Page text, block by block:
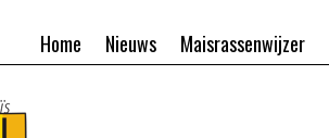
Maisrassenwijzer
Nieuws
Home